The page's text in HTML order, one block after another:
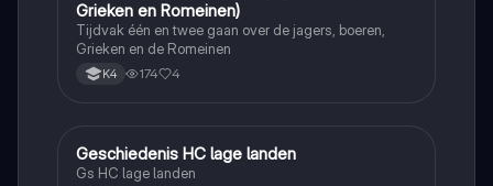
Grieken en Romeinen)
Tijdvak één en twee gaan over de jagers, boeren,
Grieken en de Romeinen
K4 174 4
Geschiedenis
Geschiedenis HC lage landen
Gs HC lage landen